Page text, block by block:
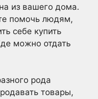
из вашего дома.
помочь людям,
себе купить
можно отдать
рода
товары,